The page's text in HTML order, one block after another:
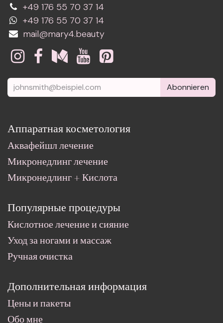
+49 176 55 70 37 14
+49 176 55 70 37 14
mail@mary4.beauty
Abonnieren
Аппаратная косметология
Аквафейшл лечение
Микронедлинг лечение
Микронедлинг + Кислота
Популярные процедуры
Кислотное лечение и сияние
Уход за ногами и массаж
Ручная очистка
Дополнительная информация
Цены и пакеты
Обо мне